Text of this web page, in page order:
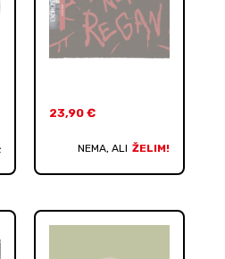
23,90 €
NEMA, ALI ŽELIM!